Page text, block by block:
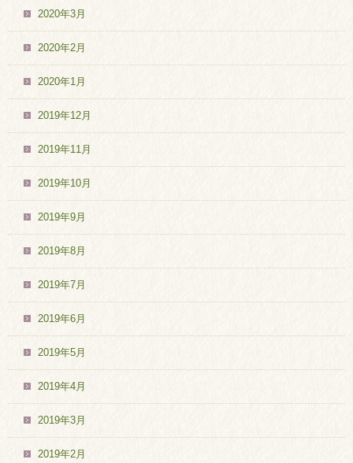
2020年3月
2020年2月
2020年1月
2019年12月
2019年11月
2019年10月
2019年9月
2019年8月
2019年7月
2019年6月
2019年5月
2019年4月
2019年3月
2019年2月